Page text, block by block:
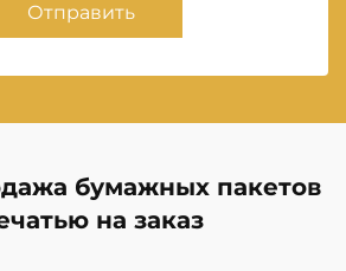
Отправить
бумажных пакетов
на заказ